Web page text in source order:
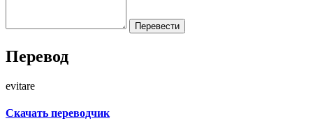
Перевод
evitare
Скачать переводчик